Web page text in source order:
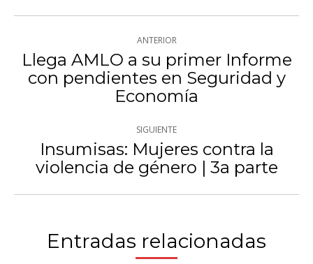
Navegación
entre
publicaciones
ANTERIOR
Publicación
anterior:
Llega AMLO a su primer Informe
con pendientes en Seguridad y
Economía
SIGUIENTE
Publicación
siguiente:
Insumisas: Mujeres contra la
violencia de género | 3a parte
Entradas relacionadas